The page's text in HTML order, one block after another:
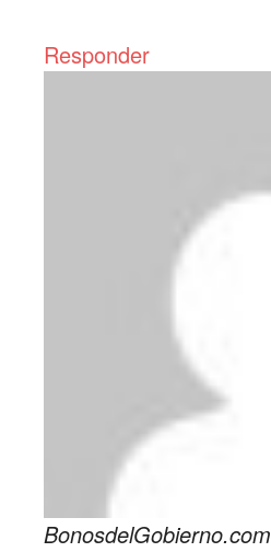
Responder
BonosdelGobierno.com